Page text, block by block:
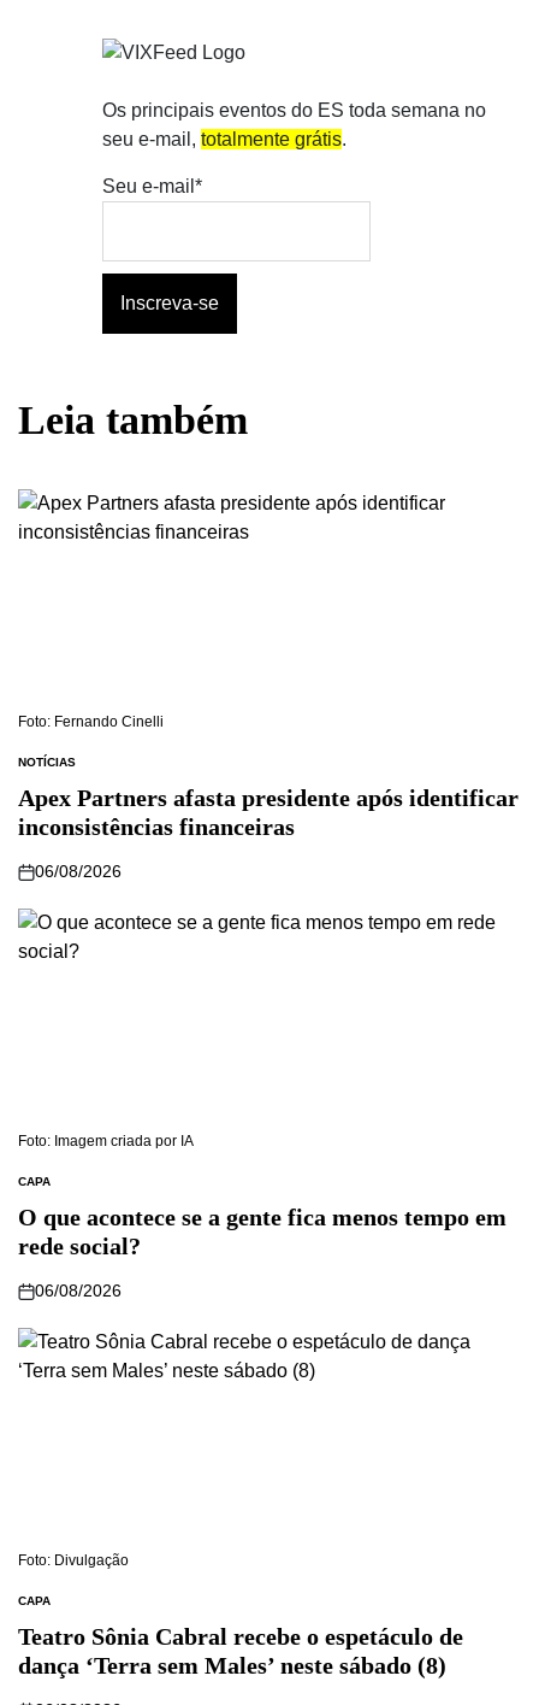
Os principais eventos do ES toda semana no
seu e-mail, totalmente grátis.
Seu e-mail*
Leia também
Foto: Fernando Cinelli
NOTÍCIAS
Apex Partners afasta presidente após identificar
inconsistências financeiras
06/08/2026
Foto: Imagem criada por IA
CAPA
O que acontece se a gente fica menos tempo em
rede social?
06/08/2026
Foto: Divulgação
CAPA
Teatro Sônia Cabral recebe o espetáculo de
dança ‘Terra sem Males’ neste sábado (8)